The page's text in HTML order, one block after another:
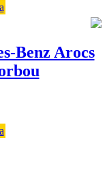
Benz Arocs